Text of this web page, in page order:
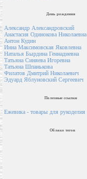
День рождения
Александр Александровский
Анастасия Одинокова Николаевна
Антон Кудин
Инна Максимовская Яковлевна
Наталья Бырдина Геннадиевна
Татьяна Синяева Игоревна
Татьяна Шпанькова
Филатов Дмитрий Николаевич
Эдуард Яблуновский Сергеевич
Полезные ссылки
Ежевика - товары для рукоделия
Облако тегов